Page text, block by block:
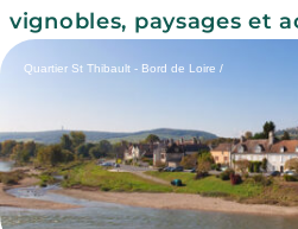
vignobles, paysages et
Quartier St Thibault - Bord de Loire /